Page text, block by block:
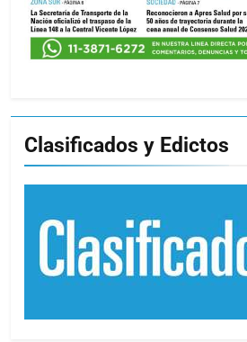
Clasificados y Edictos